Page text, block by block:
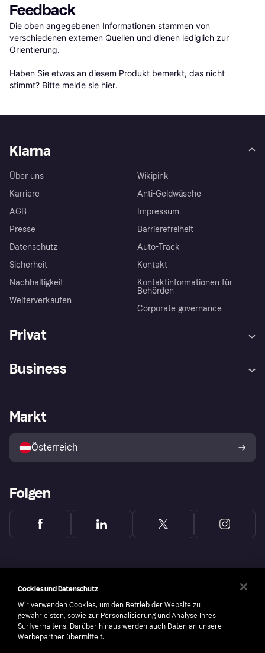
Feedback
Die oben angegebenen Informationen stammen von
verschiedenen externen Quellen und dienen lediglich zur
Orientierung.
Haben Sie etwas an diesem Produkt bemerkt, das nicht
stimmt? Bitte melde sie hier.
Klarna
Über uns
Karriere
AGB
Presse
Datenschutz
Sicherheit
Nachhaltigkeit
Weiterverkaufen
Wikipink
Anti-Geldwäsche
Impressum
Barrierefreiheit
Auto-Track
Kontakt
Kontaktinformationen für
Behörden
Corporate governance
Privat
Shops entdecken
Business
Händlerportal
Markt
Österreich
Folgen
Cookies und Datenschutz
Wir verwenden Cookies, um den Betrieb der Website zu
gewährleisten, sowie zur Personalisierung und Analyse Ihres
Surfverhaltens. Darüber hinaus werden auch Daten an unsere
Werbepartner übermittelt.